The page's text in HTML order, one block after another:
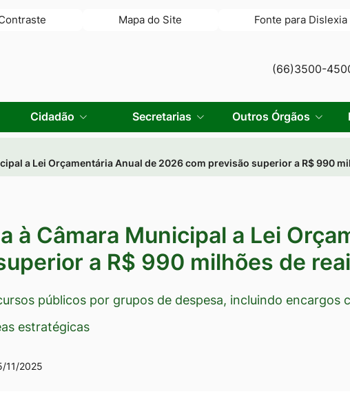
Mapa do Site Fonte para Dislexia
(66)3500-
Cidadão Secretarias Outros Órgãos
a Lei Orçamentária Anual de 2026 com previsão superior a R$ 990
à Câmara Municipal a Lei
a R$ 990 milhões de
públicos por grupos de despesa, incluindo encargos
estratégicas
11/2025